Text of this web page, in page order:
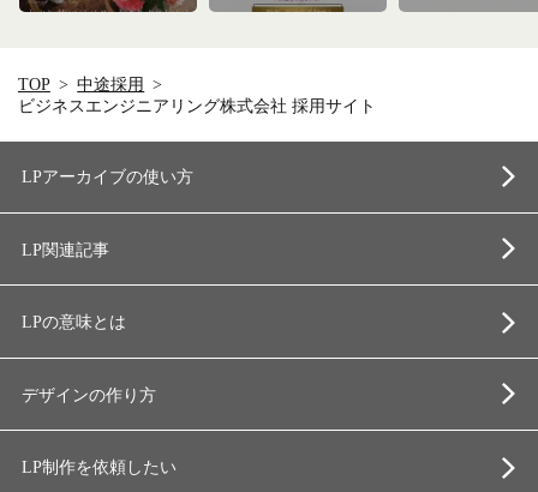
TOP
中途採用
ビジネスエンジニアリング株式会社 採用サイト
LPアーカイブの使い方
LP関連記事
LPの意味とは
デザインの作り方
LP制作を依頼したい